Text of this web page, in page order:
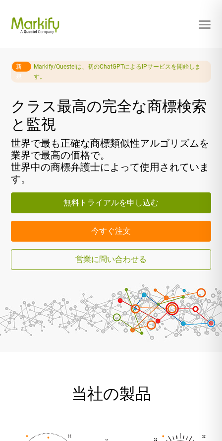
新
規
Markify/Questelは、初のChatGPTによるIPサービスを開始しま
す。
クラス最高の完全な商標検索
と監視
世界で最も正確な商標類似性アルゴリズムを
業界で最高の価格で。
世界中の商標弁護士によって使用されていま
す。
無料トライアルを申し込む
今すぐ注文
営業に問い合わせる
当社の製品